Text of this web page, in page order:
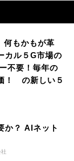
何もかもが革
カル５G市場の
不要！毎年の
！ の新しい５
か？ AIネット